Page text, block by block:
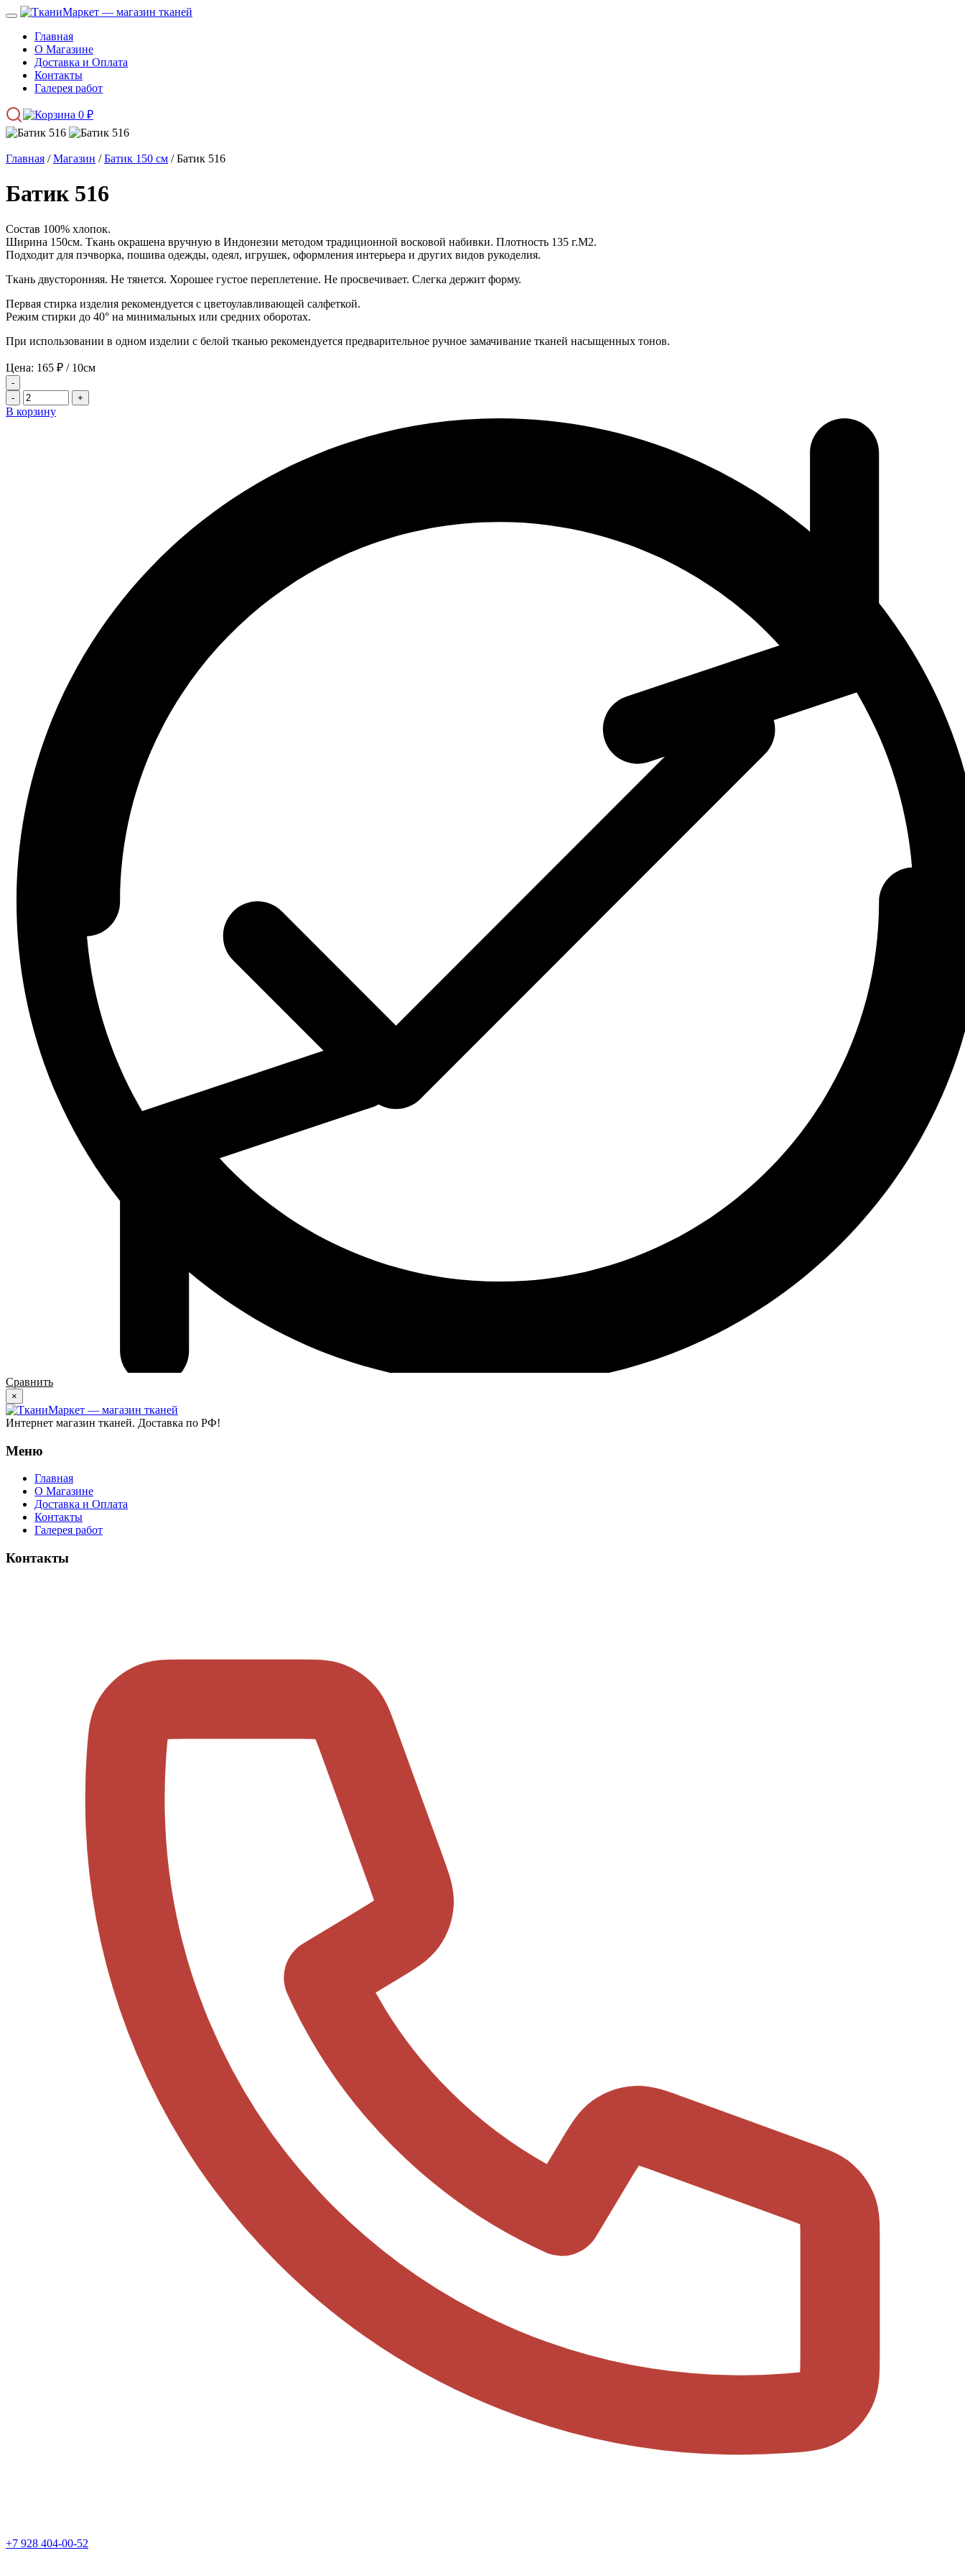
Главная
О Магазине
Доставка и Оплата
Контакты
Галерея работ
0 ₽
Главная /Магазин /Батик 150 см / Батик 516
Батик 516
Состав 100% хлопок.
Ширина 150см. Ткань окрашена вручную в Индонезии методом традиционной восковой набивки. Плотность 135 г.М2.
Подходит для пэчворка, пошива одежды, одеял, игрушек, оформления интерьера и других видов рукоделия.
Ткань двусторонняя. Не тянется. Хорошее густое переплетение. Не просвечивает. Слегка держит форму.
Первая стирка изделия рекомендуется с цветоулавливающей салфеткой.
Режим стирки до 40° на минимальных или средних оборотах.
При использовании в одном изделии с белой тканью рекомендуется предварительное ручное замачивание тканей насыщенных тонов.
Цена: 165 ₽ / 10см
-
-
+
В корзину
Сравнить
×
Интернет магазин тканей. Доставка по РФ!
Меню
Главная
О Магазине
Доставка и Оплата
Контакты
Галерея работ
Контакты
+7 928 404-00-52